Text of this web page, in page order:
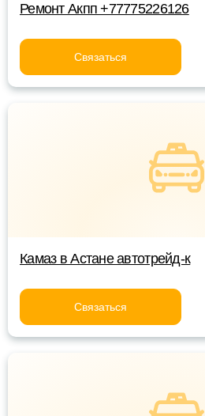
Ремонт Акпп +77775226126
Связаться
Камаз в Астане автотрейд-к
Связаться